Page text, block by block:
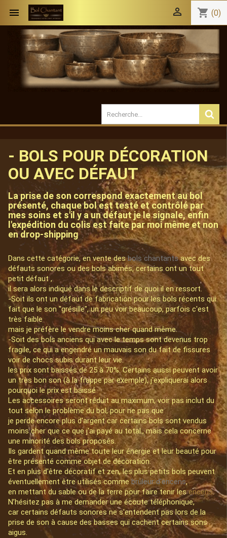
 shopping_cart (0)

- BOLS POUR DÉCORATION
OU AVEC DÉFAUT
La prise de son correspond exactement au bol
présenté, chaque bol est testé et contrôlé par
mes soins et s'il y a un défaut je le signale, enfin
l'expédition du colis est faite par moi même et non
en drop-shipping
Dans cette catégorie, en vente desbols chantantsavec des
défauts sonores ou des bols abimés, certains ont un tout
petit défaut ,
il sera alors indiqué dans le descriptif de quoi il en ressort.
-Soit ils ont un défaut de fabrication pour les bols récents qui
fait que le son "grésille", un peu voir beaucoup, parfois c'est
très faible
mais je préfère le vendre moins cher quand même.
-Soit des bols anciens qui avec le temps sont devenus trop
fragile, ce qui a engendré un mauvais son du fait de fissures
voir de chocs subis durant leur vie.
les prix sont baissés de 25 à 70%. Certains aussi peuvent avoir
un très bon son (à la frappe par exemple), j'expliquerai alors
pourquoi le prix est baissé
Les accessoires seront réduit au maximum, voir pas inclut du
tout selon le problème du bol, pour ne pas que
je perde encore plus d'argent car certains bols sont vendus
moins cher que ce que j'ai payé au total., mais cela concerne
une minorité des bols proposés.
Ils gardent quand même toute leur énergie et leur beauté pour
être présenté comme objet de décoration.
Et en plus d'être décoratif et zen, les plus petits bols peuvent
éventuellement être utilisés commebrûleur d'encens,
en mettant du sable ou de la terre pour faire tenir lesencens.
N’hésitez pas à me demander une écoute téléphonique,
car certains défauts sonores ne s'entendent pas lors de la
prise de son à cause des basses qui cachent certains sons
aigus.